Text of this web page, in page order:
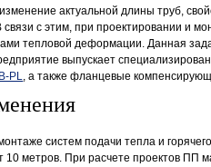
актуальной длины труб,
с этим, при проектировании и
тепловой деформации. Данная
выпускает
PL, а также фланцевые
систем подачи тепла и
метров. При расчете проектов ПП